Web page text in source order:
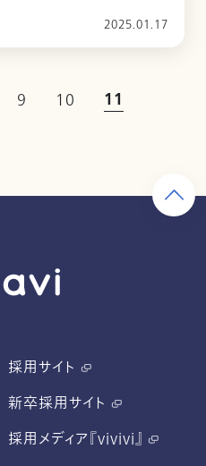
2025.01.17
9 10 11
採用サイト
新卒採用サイト
採用メディア『vivivi』